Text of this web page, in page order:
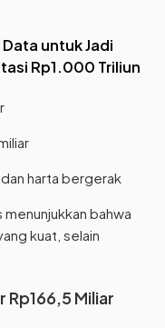
untuk Jadi
Rp1.000 Triliun
harta bergerak
bahwa
kuat, selain
Rp166,5 Miliar